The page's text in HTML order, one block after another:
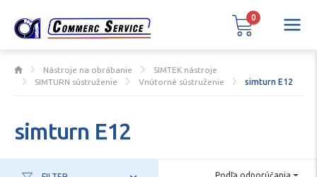
Nástroje na obrábanie
SIMTEK nástroje
SIMTURN sústruženie
Vnútorné sústruženie simturn E12
simturn E12
0